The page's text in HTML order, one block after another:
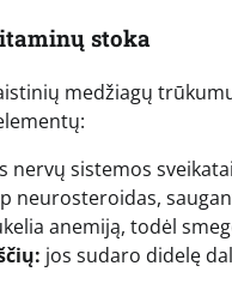
stoka
medžiagų
nervų sistemos
neurosteroidas,
anemiją, todėl
jos sudaro didelę